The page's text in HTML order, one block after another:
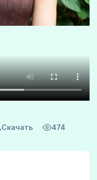
Скачать 474